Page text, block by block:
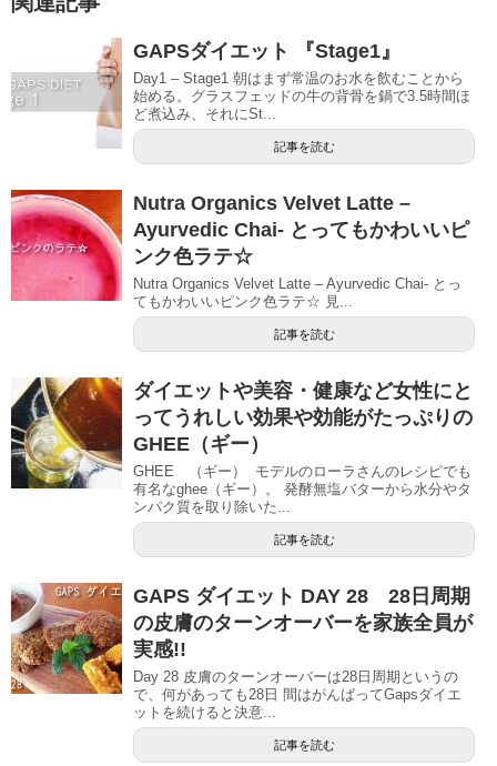
GAPSダイエット 『Stage1』
Day1 – Stage1 朝はまず常温のお水を飲むことから
始める。グラスフェッドの牛の背骨を鍋で3.5時間ほ
ど煮込み、それにSt...
記事を読む
Nutra Organics Velvet Latte –
Ayurvedic Chai- とってもかわいいピ
ンク色ラテ☆
Nutra Organics Velvet Latte – Ayurvedic Chai- とっ
てもかわいいピンク色ラテ☆ 見...
記事を読む
ダイエットや美容・健康など女性にと
ってうれしい効果や効能がたっぷりの
GHEE（ギー）
GHEE （ギー） モデルのローラさんのレシピでも
有名なghee（ギー）。 発酵無塩バターから水分やタ
ンパク質を取り除いた...
記事を読む
GAPS ダイエット DAY 28 28日周期
の皮膚のターンオーバーを家族全員が
実感!!
Day 28 皮膚のターンオーバーは28日周期というの
で、何があっても28日 間はがんばってGapsダイエ
ットを続けると決意...
記事を読む